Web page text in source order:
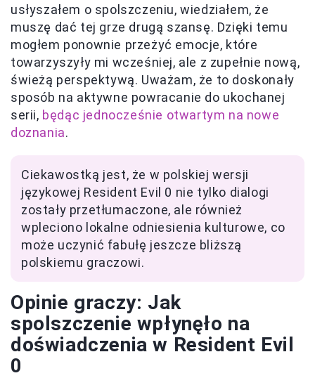
usłyszałem o spolszczeniu, wiedziałem, że
muszę dać tej grze drugą szansę. Dzięki temu
mogłem ponownie przeżyć emocje, które
towarzyszyły mi wcześniej, ale z zupełnie nową,
świeżą perspektywą. Uważam, że to doskonały
sposób na aktywne powracanie do ukochanej
serii, będąc jednocześnie otwartym na nowe
doznania.
Ciekawostką jest, że w polskiej wersji
językowej Resident Evil 0 nie tylko dialogi
zostały przetłumaczone, ale również
wpleciono lokalne odniesienia kulturowe, co
może uczynić fabułę jeszcze bliższą
polskiemu graczowi.
Opinie graczy: Jak
spolszczenie wpłynęło na
doświadczenia w Resident Evil
0